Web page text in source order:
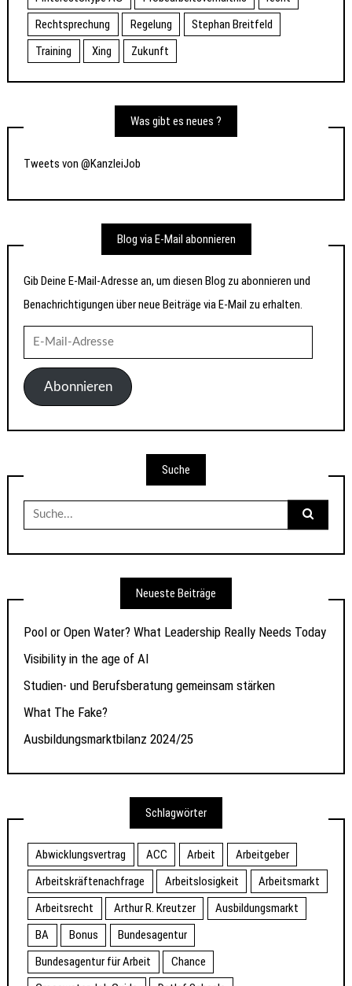
Rechtsprechung
Regelung
Stephan Breitfeld
Training
Xing Zukunft
Was gibt es neues ?
Tweets von @KanzleiJob
Blog via E-Mail abonnieren
Gib Deine E-Mail-Adresse an, um diesen Blog zu abonnieren und
Benachrichtigungen über neue Beiträge via E-Mail zu erhalten.
Mail-
AdresseAbonnieren
Suche
Suche
nach:
Neueste Beiträge
Pool or Open Water? What Leadership Really Needs Today
Visibility in the age of AI
Studien- und Berufsberatung gemeinsam stärken
What The Fake?
Ausbildungsmarktbilanz 2024/25
Schlagwörter
Abwicklungsvertrag ACC Arbeit
Arbeitgeber
Arbeitskräftenachfrage
Arbeitslosigkeit
Arbeitsmarkt
Arbeitsrecht
Arthur R. Kreutzer
Ausbildungsmarkt
BA
Bonus
Bundesagentur
Bundesagentur für Arbeit
Chance